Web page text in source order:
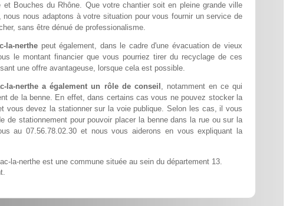
et Bouches du Rhône. Que votre chantier soit en pleine grande ville
nous adaptons à votre situation pour vous fournir un service de
sans être dénué de professionalisme.
la-nerthe peut également, dans le cadre d'une évacuation de vieux
le montant financier que vous pourriez tirer du recyclage de ces
une offre avantageuse, lorsque cela est possible.
la-nerthe a également un rôle de conseil , notamment en ce qui
de la benne. En effet, dans certains cas vous ne pouvez stocker la
vous devez la stationner sur la voie publique. Selon les cas, il vous
de stationnement pour pouvoir placer la benne dans la rue ou sur la
au 07.56.78.02.30 et nous vous aiderons en vous expliquant la
la-nerthe est une commune située au sein du département 13.